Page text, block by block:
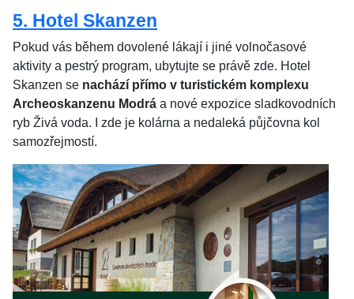
5. Hotel Skanzen
Pokud vás během dovolené lákají i jiné volnočasové
aktivity a pestrý program, ubytujte se právě zde. Hotel
Skanzen se nachází přímo v turistickém komplexu
Archeoskanzenu Modrá a nové expozice sladkovodních
ryb Živá voda. I zde je kolárna a nedaleká půjčovna kol
samozřejmostí.